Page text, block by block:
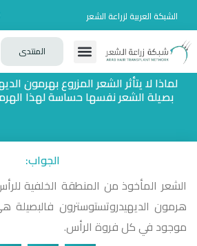
الشبكة العربية لزراعة الشعر
المنتدى
لماذا لا يتأثر الشعر المزروع بهرمون
بصيلة الشعر نفسها حساسة لهذا
الجواب:
الشعر المأخوذ من المنطقة الخلفية
هرمون الديهيدروتستوسترون
موجود في كل فروة الرأس.